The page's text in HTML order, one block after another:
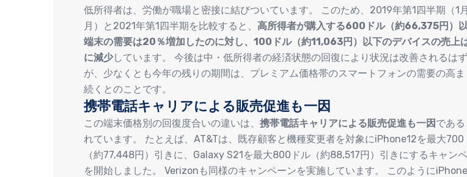
低所得者は、労働が職場と密接に結びついています。 このため、2019年第1四半期（1
月）と2021年第1四半期を比較すると、 高所得者が購入する600ドル（約66,375円）
端末の需要は20％増加したのに対し、100ドル（約11,063円）以下のデバイスの売上
に減少しています。 今後は中・低所得者の経済状態の回復により状況は改善されるは
が、少なくとも今年の残りの期間は、プレミアム価格帯のスマートフォンの需要の高
続くとのことです。
携帯電話キャリアによる販売促進も一因
この端末価格別の回復度合いの違いは、 携帯電話キャリアによる販売促進も一因 である
れています。 たとえば、AT&Tは、既存顧客と機種変更者を対象にiPhone12を最大700
（約77,448円）引きに、Galaxy S21を最大800ドル（約88,517円）引きにするキャン
を開始しました。 Verizonも同様のキャンペーンを実施しています。 このように